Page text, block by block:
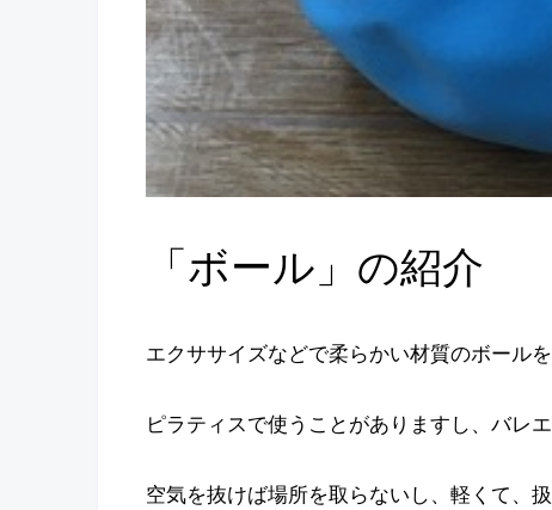
「ボール」の紹介
エクササイズなどで柔らかい材質のボール
ピラティスで使うことがありますし、バレ
空気を抜けば場所を取らないし、軽くて、扱